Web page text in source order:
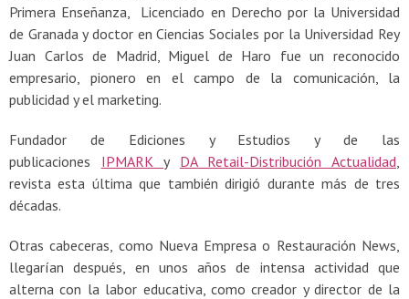
Primera Enseñanza, Licenciado en Derecho por la Universidad
de Granada y doctor en Ciencias Sociales por la Universidad Rey
Juan Carlos de Madrid, Miguel de Haro fue un reconocido
empresario, pionero en el campo de la comunicación, la
publicidad y el marketing.
Fundador de Ediciones y Estudios y de las
publicaciones IPMARKy DA Retail-Distribución Actualidad
revista esta última que también dirigió durante más de tres
décadas.
Otras cabeceras, como Nueva Empresa o Restauración News,
llegarían después, en unos años de intensa actividad que
alterna con la labor educativa, como creador y director de la